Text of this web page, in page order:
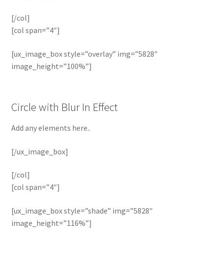
[/col]
[col span=”4″]
[ux_image_box style=”overlay” img=”5828″
image_height=”100%”]
Circle with Blur In Effect
Add any elements here..
[/ux_image_box]
[/col]
[col span=”4″]
[ux_image_box style=”shade” img=”5828″
image_height=”116%”]